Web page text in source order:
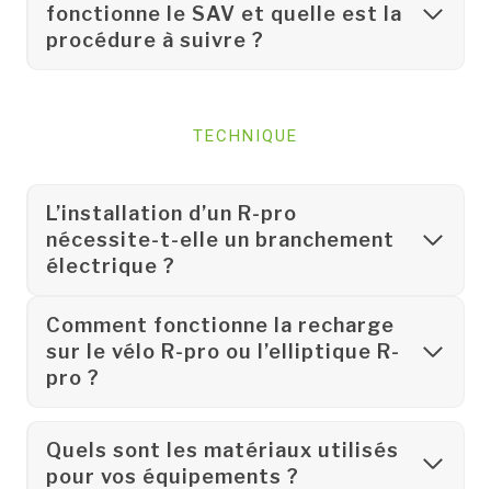
fonctionne le SAV et quelle est la
procédure à suivre ?
TECHNIQUE
L’installation d’un R-pro
nécessite-t-elle un branchement
électrique ?
Comment fonctionne la recharge
sur le vélo R-pro ou l’elliptique R-
pro ?
Quels sont les matériaux utilisés
pour vos équipements ?